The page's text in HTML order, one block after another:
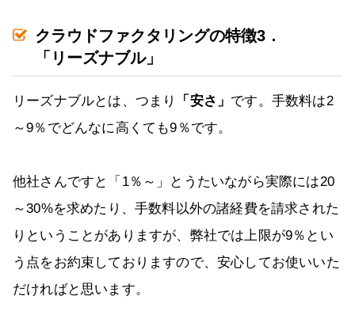
クラウドファクタリングの特徴3．
「リーズナブル」
リーズナブルとは、つまり 「安さ」 です。手数料は2
～9％でどんなに高くても9％です。
他社さんですと「1％～」とうたいながら実際には20
～30%を求めたり、手数料以外の諸経費を請求された
りということがありますが、弊社では上限が9％とい
う点をお約束しておりますので、安心してお使いいた
だければと思います。